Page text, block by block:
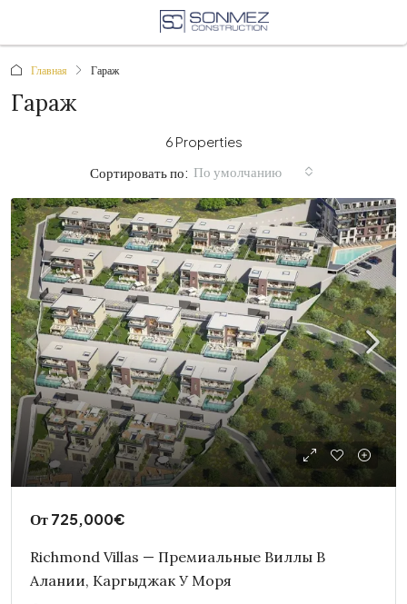
Главная Гараж
Гараж
6 Properties
Сортировать по: По умолчанию
От725,000€
Richmond Villas — Премиальные Виллы В
Алании, Каргыджак У Моря